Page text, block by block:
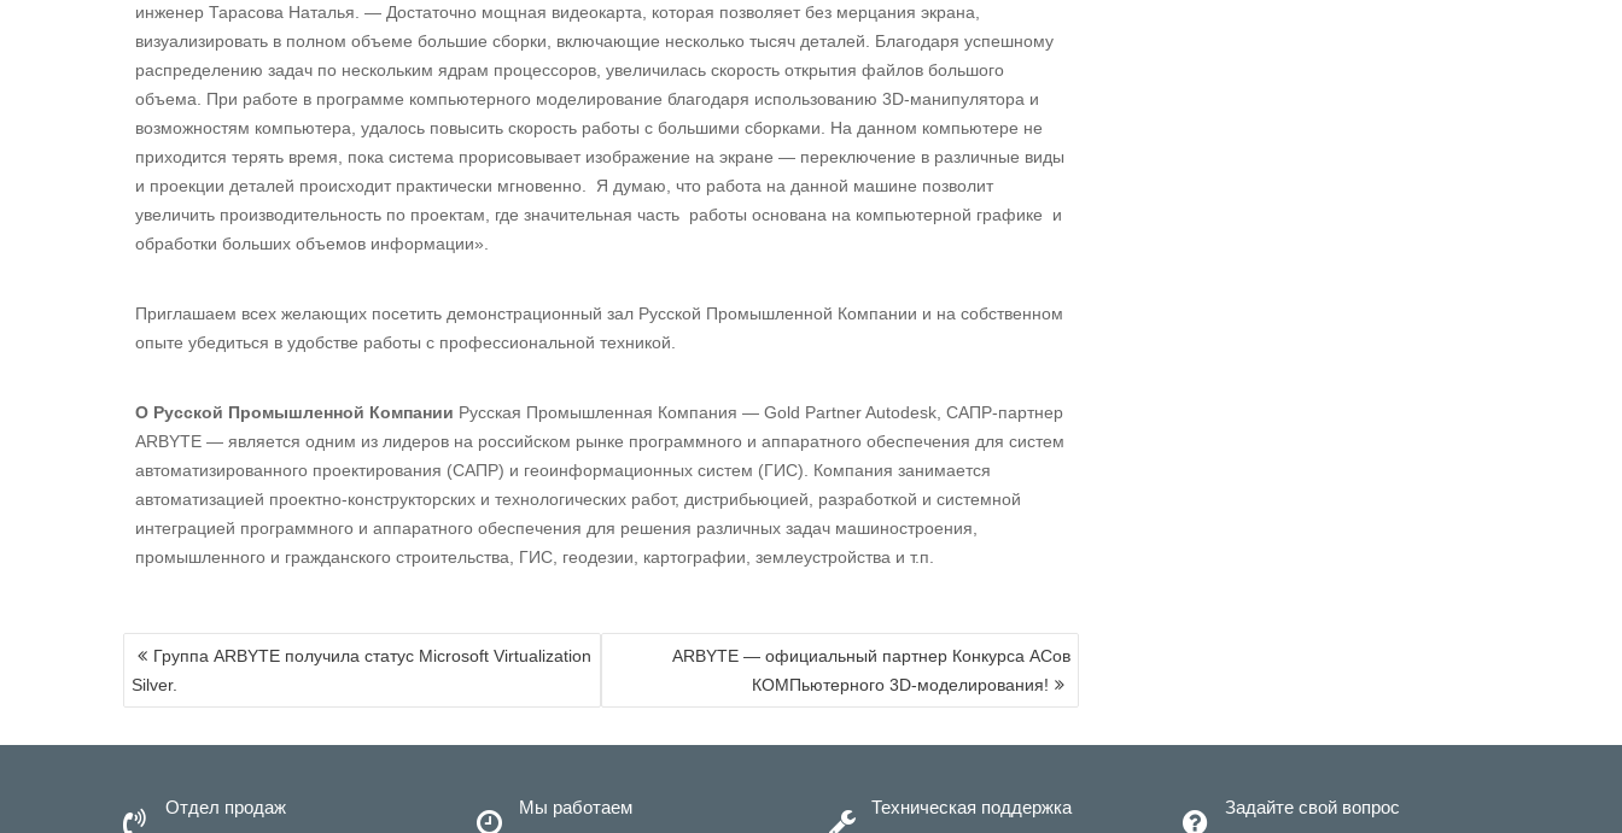
инженер Тарасова Наталья. — Достаточно мощная видеокарта, которая позволяет без мерцания экрана,
визуализировать в полном объеме большие сборки, включающие несколько тысяч деталей. Благодаря успешному
распределению задач по нескольким ядрам процессоров, увеличилась скорость открытия файлов большого
объема. При работе в программе компьютерного моделирование благодаря использованию 3D-манипулятора и
возможностям компьютера, удалось повысить скорость работы с большими сборками. На данном компьютере не
приходится терять время, пока система прорисовывает изображение на экране — переключение в различные виды
и проекции деталей происходит практически мгновенно. Я думаю, что работа на данной машине позволит
увеличить производительность по проектам, где значительная часть работы основана на компьютерной графике и
обработки больших объемов информации».
Приглашаем всех желающих посетить демонстрационный зал Русской Промышленной Компании и на собственном
опыте убедиться в удобстве работы с профессиональной техникой.
О Русской Промышленной Компании Русская Промышленная Компания — Gold Partner Autodesk, САПР-партнер
ARBYTE — является одним из лидеров на российском рынке программного и аппаратного обеспечения для систем
автоматизированного проектирования (САПР) и геоинформационных систем (ГИС). Компания занимается
автоматизацией проектно-конструкторских и технологических работ, дистрибьюцией, разработкой и системной
интеграцией программного и аппаратного обеспечения для решения различных задач машиностроения,
промышленного и гражданского строительства, ГИС, геодезии, картографии, землеустройства и т.п.
Навигация
по
записям
Группа ARBYTE получила статус Microsoft Virtualization
Silver.
ARBYTE — официальный партнер Конкурса АСов
КОМПьютерного 3D-моделирования!
Отдел продаж Мы работаем Техническая поддержка Задайте свой вопрос